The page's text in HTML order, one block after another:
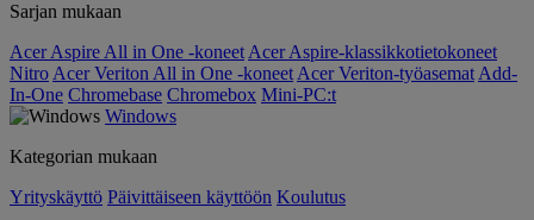
Sarjan mukaan
Acer Aspire All in One -koneet Acer Aspire-klassikkotietokoneet
Nitro Acer Veriton All in One -koneet Acer Veriton-työasemat Add-
In-One Chromebase Chromebox Mini-PC:t
Windows
Kategorian mukaan
Yrityskäyttö Päivittäiseen käyttöön Koulutus